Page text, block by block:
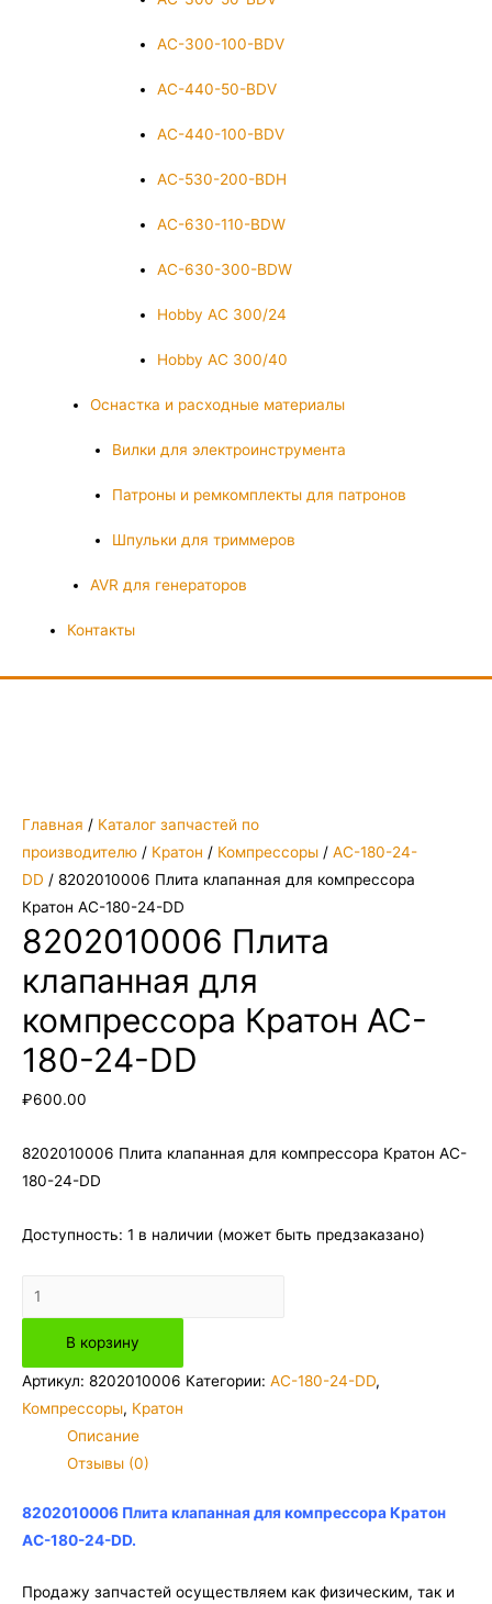
AC-300-100-BDV
AC-440-50-BDV
AC-440-100-BDV
AC-530-200-BDH
AC-630-110-BDW
AC-630-300-BDW
Hobby AC 300/24
Hobby AC 300/40
Оснастка и расходные материалы
Вилки для электроинструмента
Патроны и ремкомплекты для патронов
Шпульки для триммеров
AVR для генераторов
Контакты
Главная / Каталог запчастей по
производителю / Кратон / Компрессоры / AC-180-24-
DD / 8202010006 Плита клапанная для компрессора
Кратон AC-180-24-DD
8202010006 Плита
клапанная для
компрессора Кратон AC-
180-24-DD
₽600.00
8202010006 Плита клапанная для компрессора Кратон AC-
180-24-DD
Доступность: 1 в наличии (может быть предзаказано)
Количество
товара
8202010006
Плита
AC-
180-
DD
В корзину
Артикул: 8202010006 Категории: AC-180-24-DD,
Компрессоры, Кратон
Описание
Отзывы (0)
8202010006 Плита клапанная для компрессора Кратон
AC-180-24-DD.
Продажу запчастей осуществляем как физическим, так и